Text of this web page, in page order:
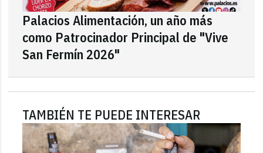
Palacios Alimentación, un año más
como Patrocinador Principal de "Vive
San Fermín 2026"
TAMBIÉN TE PUEDE INTERESAR